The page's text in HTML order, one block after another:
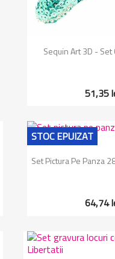

Sequin Art 3D - Set
51,35

Set Pictura Pe Panza
64,74
STOC EPUIZAT